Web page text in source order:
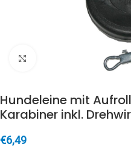
Zum Vergrößern anklicken
Hundeleine mit
Karabiner inkl.
€6,49